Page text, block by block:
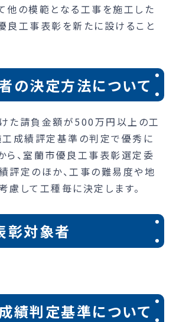
他の模範となる工事を施工した
良工事表彰を新たに設けること
の決定方法について
た請負金額が500万円以上の工
工成績評定基準の判定で優秀に
ら、室蘭市優良工事表彰選定委
評定のほか、工事の難易度や地
慮して工種毎に決定します。
彰対象者
績判定基準について